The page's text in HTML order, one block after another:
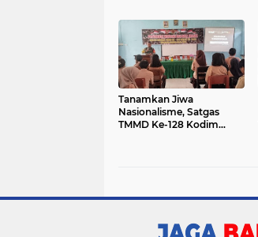
Tanamkan Jiwa
Nasionalisme, Satgas
TMMD Ke-128 Kodim